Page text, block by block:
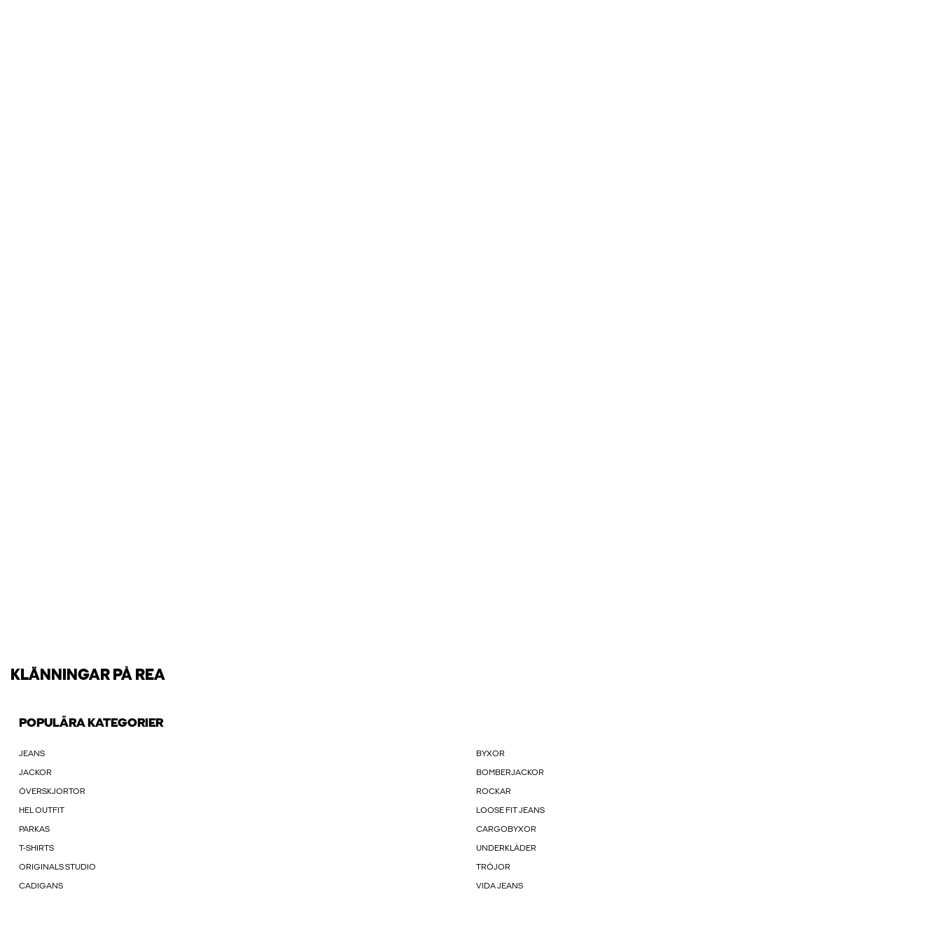
KLÄNNINGAR PÅ REA
POPULÄRA KATEGORIER
JEANS BYXOR
JACKOR BOMBERJACKOR
ÖVERSKJORTOR ROCKAR
HEL OUTFIT LOOSE FIT JEANS
PARKAS CARGOBYXOR
T-SHIRTS UNDERKLÄDER
ORIGINALS STUDIO TRÖJOR
CADIGANS VIDA JEANS